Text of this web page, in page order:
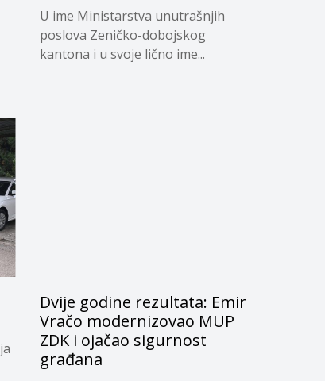
U ime Ministarstva unutrašnjih
poslova Zeničko-dobojskog
kantona i u svoje lično ime...
Dvije godine rezultata: Emir
Vračo modernizovao MUP
ZDK i ojačao sigurnost
građana